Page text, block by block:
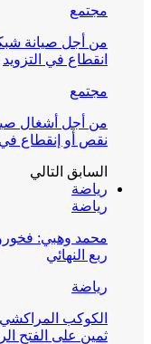
مجتمع
من أجل صيانة
انقطاع في التزويد
مجتمع
من أجل أشغال
نقص أو إنقطاع في
السابق التالي
رياضة
رياضة
محمد وهبي:
ربع النهائي
رياضة
الكوكب
ثمين على الفتح